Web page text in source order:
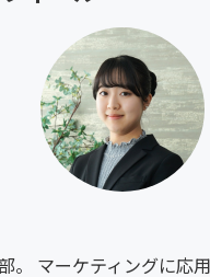
。 マーケティングに応